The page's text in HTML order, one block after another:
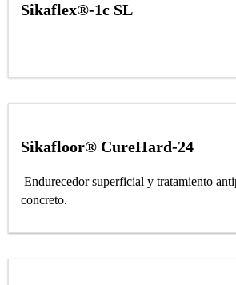
Sikaflex®-1c SL
Sikafloor® CureHard-24
Endurecedor superficial y tratamiento
concreto.